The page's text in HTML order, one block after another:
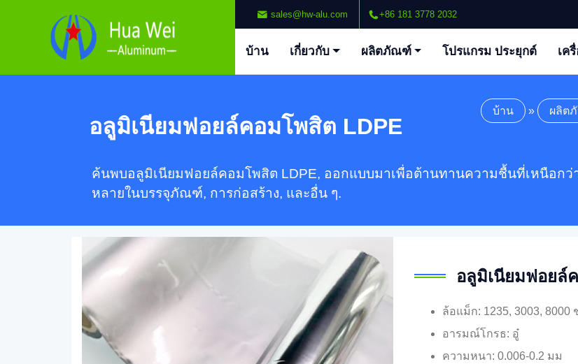
sales@hw-alu.com +86 181 3778 2032
บ้าน เกี่ยวกับ ผลิตภัณฑ์ โปรแกรม ประยุกต์ เค
อลูมิเนียมฟอยล์คอมโพสิต LDPE
บ้าน » ผลิต
ค้นพบอลูมิเนียมฟอยล์คอมโพสิต LDPE, ออกแบบมาเพื่อต้านทานความชื้นที่เหนือก
หลายในบรรจุภัณฑ์, การก่อสร้าง, และอื่น ๆ.
อลูมิเนียมฟอยล์
ล้อแม็ก: 1235, 3003, 8000
อารมณ์โกรธ: อู๋
ความหนา: 0.006-0.2 มม